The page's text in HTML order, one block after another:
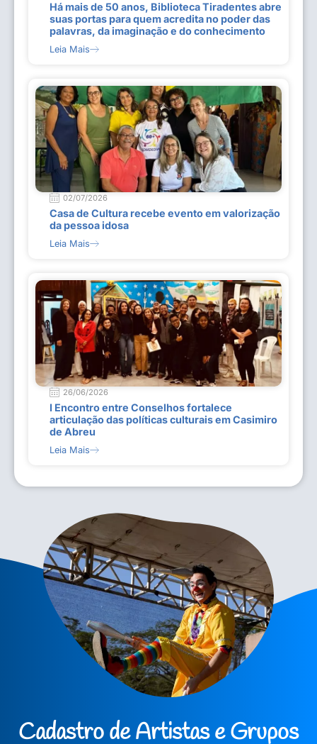
Há mais de 50 anos, Biblioteca Tiradentes abre
suas portas para quem acredita no poder das
palavras, da imaginação e do conhecimento
Leia Mais
02/07/2026
Casa de Cultura recebe evento em valorização
da pessoa idosa
Leia Mais
26/06/2026
I Encontro entre Conselhos fortalece
articulação das políticas culturais em Casimiro
de Abreu
Leia Mais
Cadastro de Artistas e Grupos